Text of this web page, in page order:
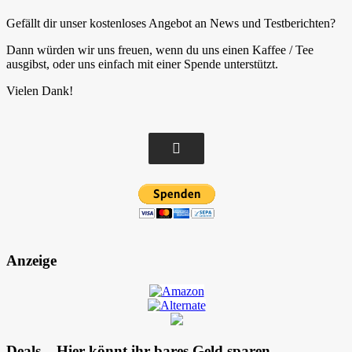
Gefällt dir unser kostenloses Angebot an News und Testberichten?
Dann würden wir uns freuen, wenn du uns einen Kaffee / Tee
ausgibst, oder uns einfach mit einer Spende unterstützt.
Vielen Dank!
Anzeige